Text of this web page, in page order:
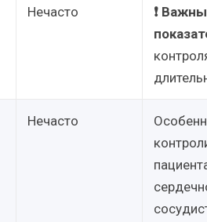
Нечасто
❗
Нечасто